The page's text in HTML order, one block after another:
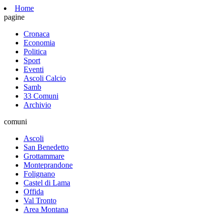
Home
pagine
Cronaca
Economia
Politica
Sport
Eventi
Ascoli Calcio
Samb
33 Comuni
Archivio
comuni
Ascoli
San Benedetto
Grottammare
Monteprandone
Folignano
Castel di Lama
Offida
Val Tronto
Area Montana